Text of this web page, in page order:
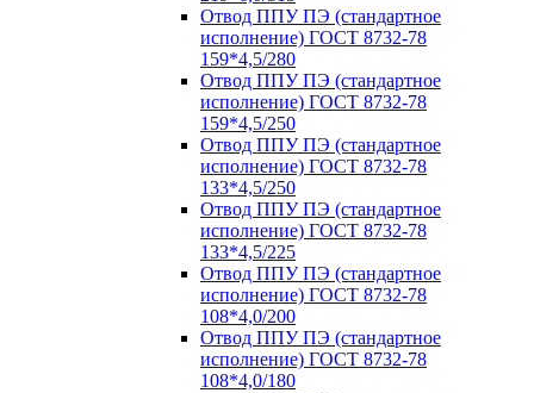
Отвод ППУ ПЭ (стандартное
исполнение) ГОСТ 8732-78
159*4,5/280
Отвод ППУ ПЭ (стандартное
исполнение) ГОСТ 8732-78
159*4,5/250
Отвод ППУ ПЭ (стандартное
исполнение) ГОСТ 8732-78
133*4,5/250
Отвод ППУ ПЭ (стандартное
исполнение) ГОСТ 8732-78
133*4,5/225
Отвод ППУ ПЭ (стандартное
исполнение) ГОСТ 8732-78
108*4,0/200
Отвод ППУ ПЭ (стандартное
исполнение) ГОСТ 8732-78
108*4,0/180